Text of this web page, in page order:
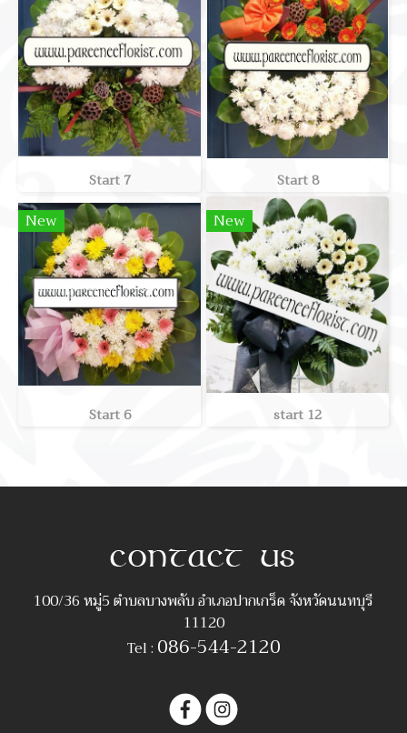
Start 7 Start 8
New
Start 6
New
start 12
100/36 หมู่5 ตำบลบางพลับ อำเภอปากเกร็ด จังหวัดนนทบุรี
11120
Tel : 086-544-2120